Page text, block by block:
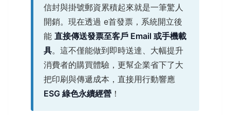
信封與掛號郵資累積起來就是一筆驚人
開銷。現在透過 e首發票，系統開立後
能 直接傳送發票至客戶 Email 或手機載
具。這不僅能做到即時送達、大幅提升
消費者的購買體驗，更幫企業省下了大
把印刷與傳遞成本，直接用行動響應
ESG 綠色永續經營 ！